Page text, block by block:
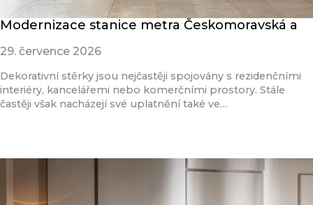
Modernizace stanice metra Českomoravská a
29. července 2026
Dekorativní stěrky jsou nejčastěji spojovány s rezidenčními
interiéry, kancelářemi nebo komerčními prostory. Stále
častěji však nacházejí své uplatnění také ve…